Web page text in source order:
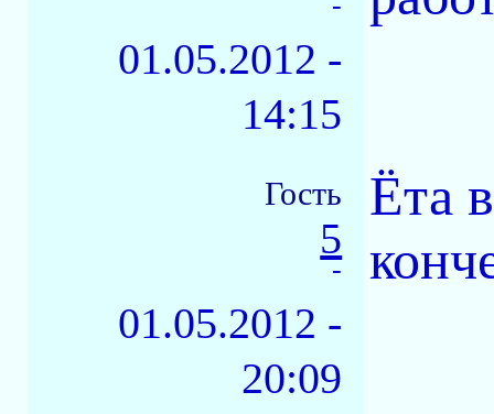
01.05.2012 -
14:15
Гость
5
-
01.05.2012 -
20:09
Ёта